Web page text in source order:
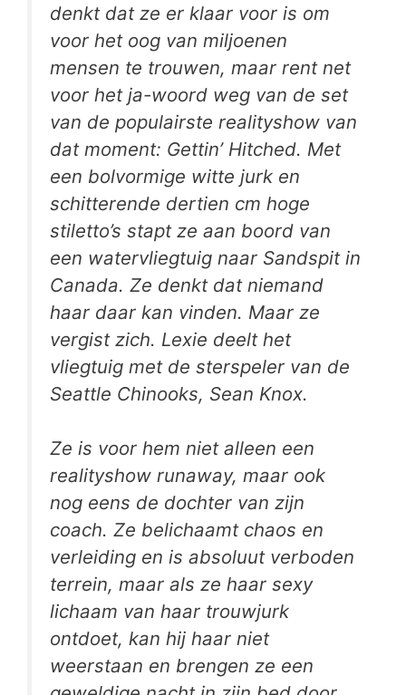
denkt dat ze er klaar voor is om
voor het oog van miljoenen
mensen te trouwen, maar rent net
voor het ja-woord weg van de set
van de populairste realityshow van
dat moment: Gettin’ Hitched. Met
een bolvormige witte jurk en
schitterende dertien cm hoge
stiletto’s stapt ze aan boord van
een watervliegtuig naar Sandspit in
Canada. Ze denkt dat niemand
haar daar kan vinden. Maar ze
vergist zich. Lexie deelt het
vliegtuig met de sterspeler van de
Seattle Chinooks, Sean Knox.
Ze is voor hem niet alleen een
realityshow runaway, maar ook
nog eens de dochter van zijn
coach. Ze belichaamt chaos en
verleiding en is absoluut verboden
terrein, maar als ze haar sexy
lichaam van haar trouwjurk
ontdoet, kan hij haar niet
weerstaan en brengen ze een